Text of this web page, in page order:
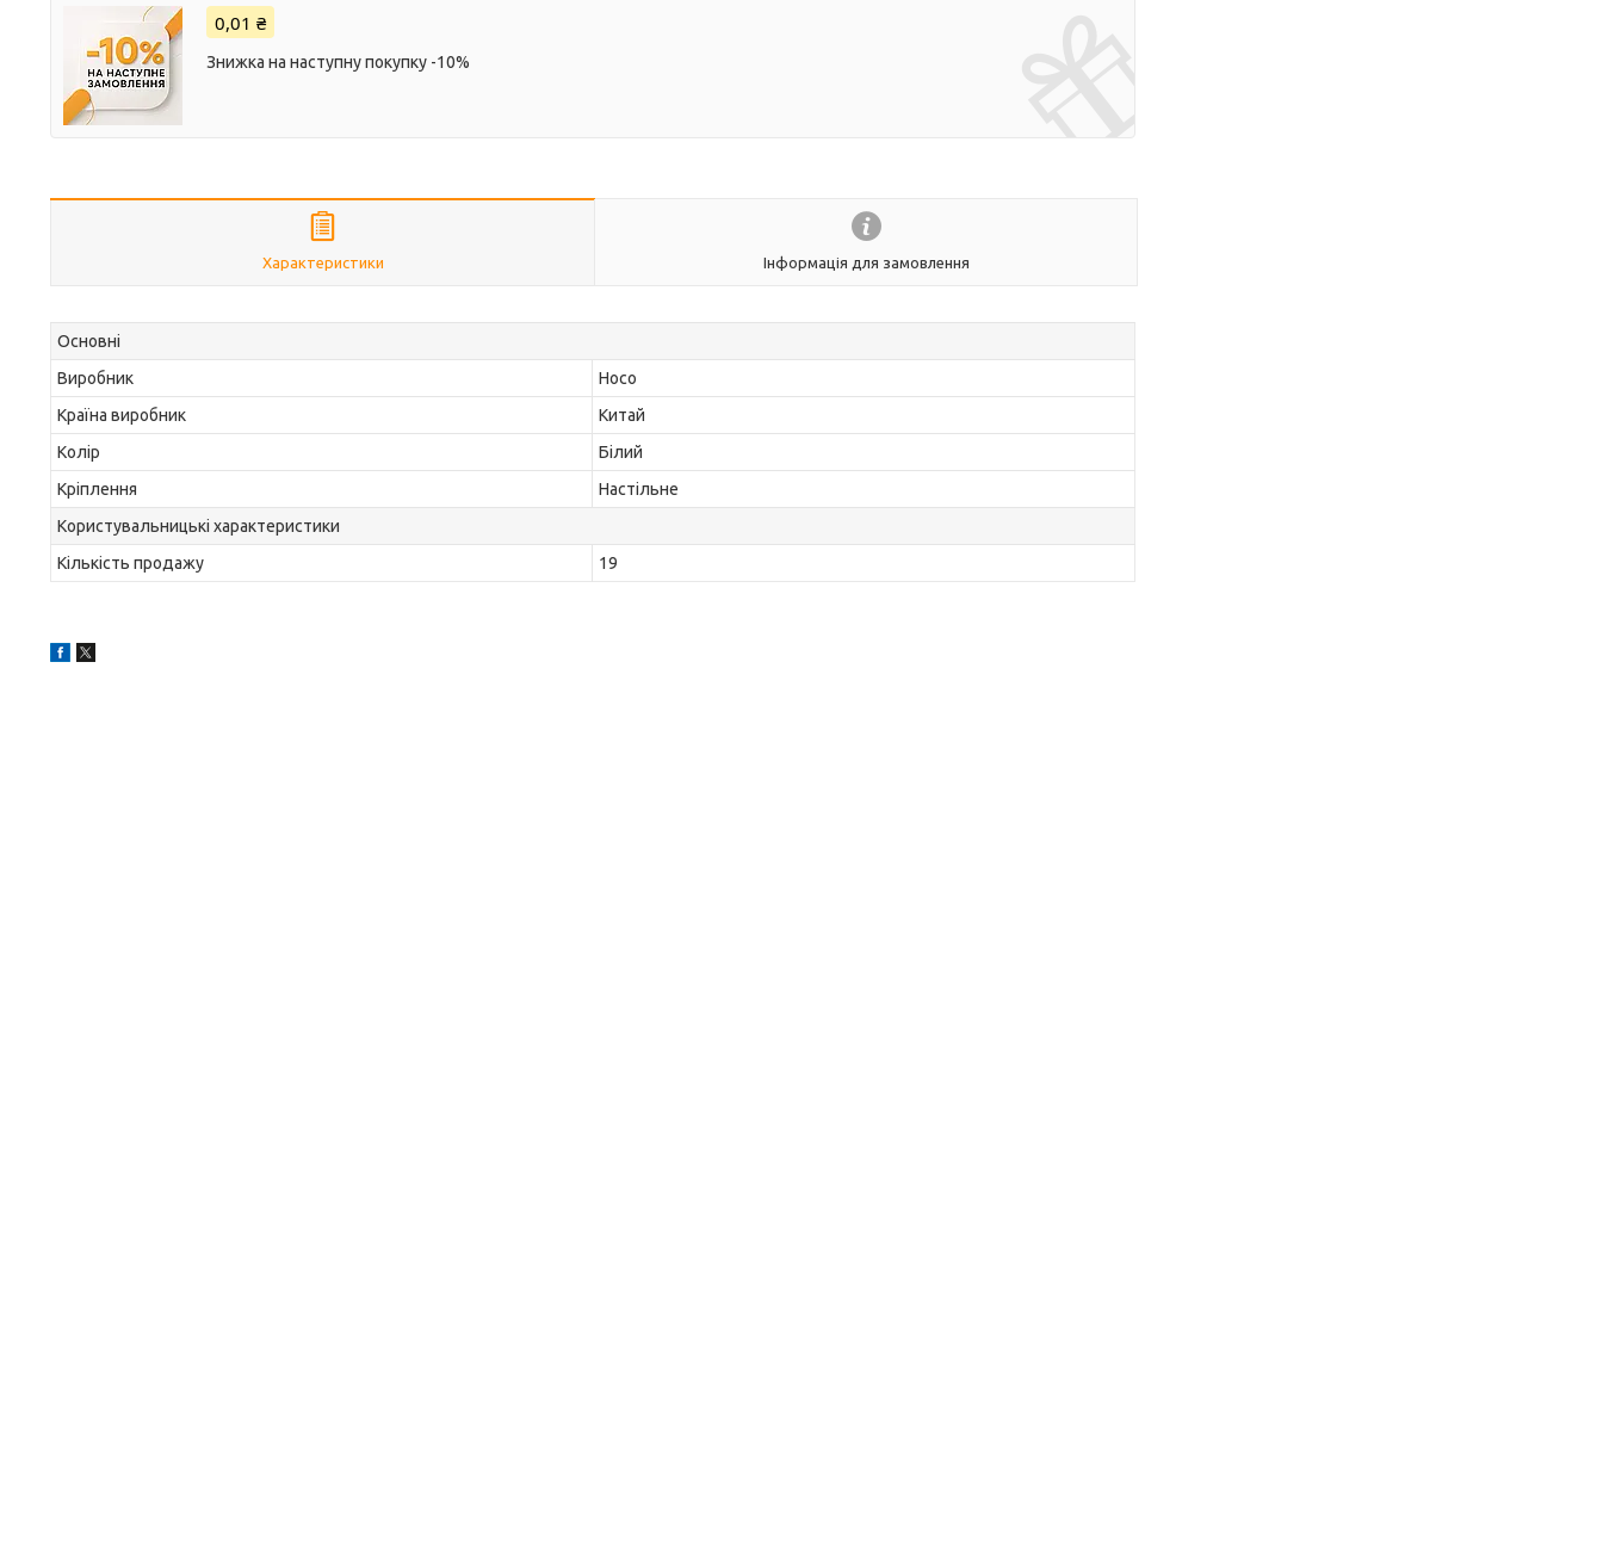
0,01 ₴
Знижка на наступну покупку -10%
Характеристики Інформація для замовлення
Основні
Виробник
Hoco
Країна виробник
Китай
Колір
Білий
Кріплення
Настільне
Користувальницькі характеристики
Кількість продажу
19